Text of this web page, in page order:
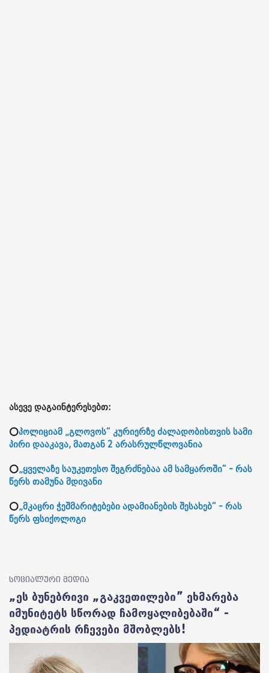
ასევე დაგაინტერესებთ:
⭕პოლიციამ „გლოვოს“ კურიერზე ძალადობისთვის სამი
პირი დააკავა, მათგან 2 არასრულწლოვანია
⭕„ყველაზე საუკეთესო შეგრძნებაა ამ სამყაროში“ - რას
წერს თამუნა მდივანი
⭕„მკაცრი ჭეშმარიტებები ადამიანების შესახებ“ - რას
წერს ფსიქოლოგი
სოციალური მედია
„ეს ბუნებრივი „გაკვეთილები” ეხმარება
იმუნიტეტს სწორად ჩამოყალიბებაში“ -
პედიატრის რჩევები მშობლებს!